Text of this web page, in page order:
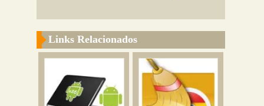
Links Relacionados